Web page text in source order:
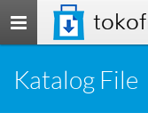
Toggle
navigation
Katalog File